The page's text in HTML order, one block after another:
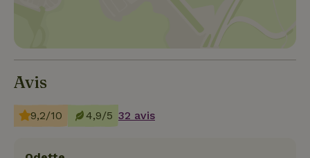
Avis
9,2/10 4,9/5 32 avis